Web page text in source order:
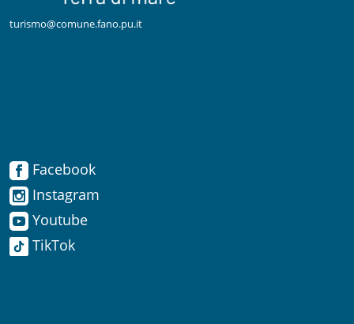
Instagram
Youtube
turismo@comune.fano.pu.it
Facebook
Instagram
Youtube
TikTok